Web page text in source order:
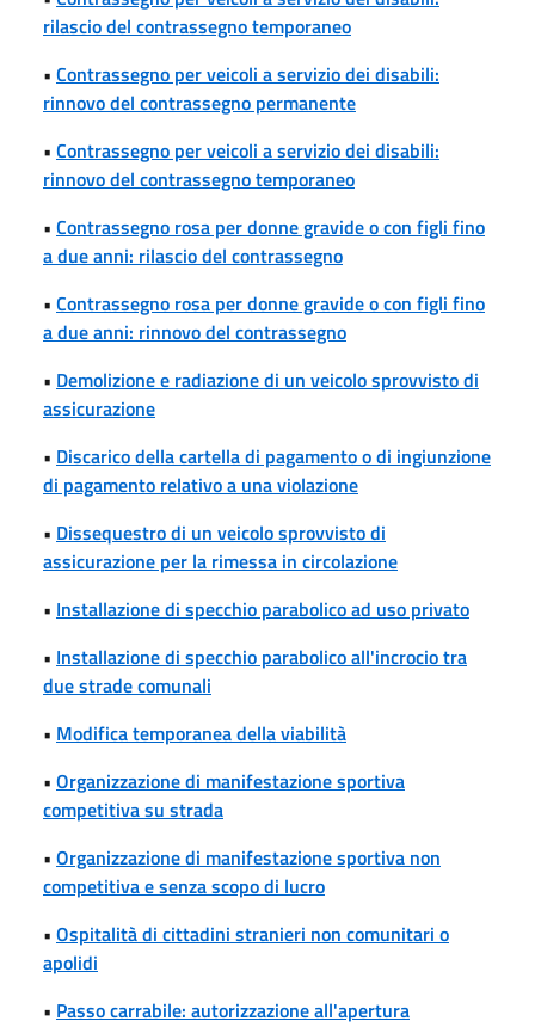
rilascio del contrassegno temporaneo
• Contrassegno per veicoli a servizio dei disabili:
rinnovo del contrassegno permanente
• Contrassegno per veicoli a servizio dei disabili:
rinnovo del contrassegno temporaneo
• Contrassegno rosa per donne gravide o con figli fino
a due anni: rilascio del contrassegno
• Contrassegno rosa per donne gravide o con figli fino
a due anni: rinnovo del contrassegno
• Demolizione e radiazione di un veicolo sprovvisto di
assicurazione
• Discarico della cartella di pagamento o di ingiunzione
di pagamento relativo a una violazione
• Dissequestro di un veicolo sprovvisto di
assicurazione per la rimessa in circolazione
• Installazione di specchio parabolico ad uso privato
• Installazione di specchio parabolico all'incrocio tra
due strade comunali
• Modifica temporanea della viabilità
• Organizzazione di manifestazione sportiva
competitiva su strada
• Organizzazione di manifestazione sportiva non
competitiva e senza scopo di lucro
• Ospitalità di cittadini stranieri non comunitari o
apolidi
• Passo carrabile: autorizzazione all'apertura